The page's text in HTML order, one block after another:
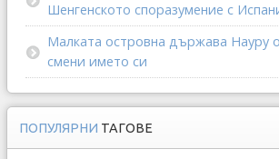
Шенгенското споразумение с
Малката островна държава Науру
смени името си
ПОПУЛЯРНИ ТАГОВЕ